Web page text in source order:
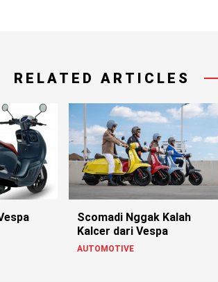
RELATED ARTICLES
Scomadi Nggak Kalah
Kalcer dari Vespa
AUTOMOTIVE